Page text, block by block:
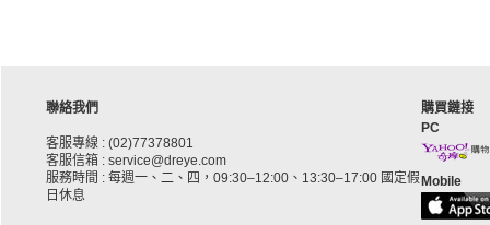
聯絡我們
客服專線 : (02)77378801
客服信箱 : service@dreye.com
服務時間 : 每週一、二、四，09:30–12:00、13:30–17:00 國定假
日休息
購買鏈接
PC
Mobile